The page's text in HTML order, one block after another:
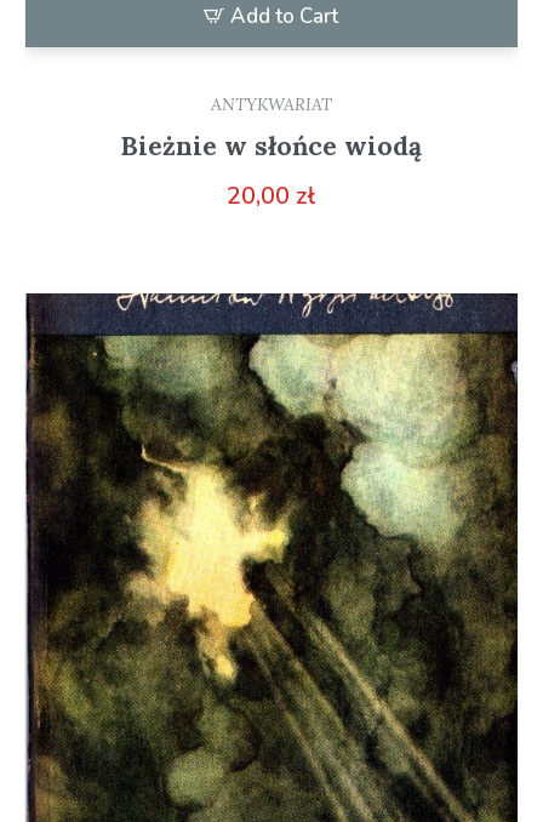
Add to Cart
ANTYKWARIAT
Bieżnie w słońce wiodą
20,00 zł